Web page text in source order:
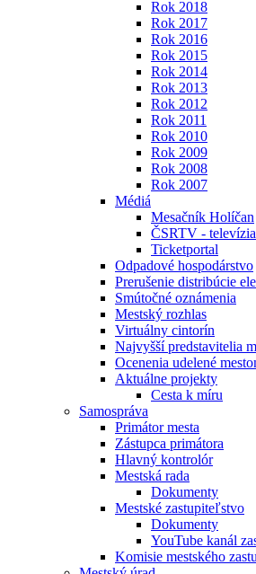
Rok 2018
Rok 2017
Rok 2016
Rok 2015
Rok 2014
Rok 2013
Rok 2012
Rok 2011
Rok 2010
Rok 2009
Rok 2008
Rok 2007
Médiá
Mesačník Holíčan
ČSRTV - televízia
Ticketportal
Odpadové hospodárstvo
Prerušenie distribúcie
Smútočné oznámenia
Mestský rozhlas
Virtuálny cintorín
Najvyšší predstavitelia
Ocenenia udelené
Aktuálne projekty
Cesta k míru
Samospráva
Primátor mesta
Zástupca primátora
Hlavný kontrolór
Mestská rada
Dokumenty
Mestské zastupiteľstvo
Dokumenty
YouTube kanál
Komisie mestského